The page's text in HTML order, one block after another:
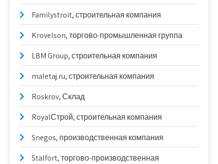
Familystroit, строительная компания
Krovelson, торгово-промышленная группа
LBM Group, строительная компания
maletaj.ru, строительная компания
Roskrov, Склад
RoyalСтрой, строительная компания
Snegos, производственная компания
Stalfort, торгово-производственная